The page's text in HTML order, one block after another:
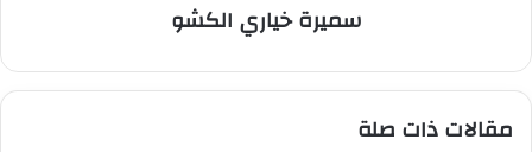
سميرة خياري الكشو
مقالات ذات صلة